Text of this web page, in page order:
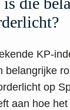
KP-
belangrijke
op
aan hoe